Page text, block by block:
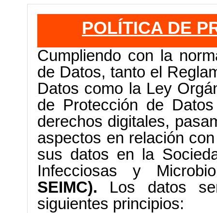
POLÍTICA DE
Cumpliendo con la
de Datos, tanto el
Datos como la Ley
de Protección de
derechos digitales,
aspectos en relación
sus datos en la
Infecciosas y
SEIMC). Los datos
siguientes principios: